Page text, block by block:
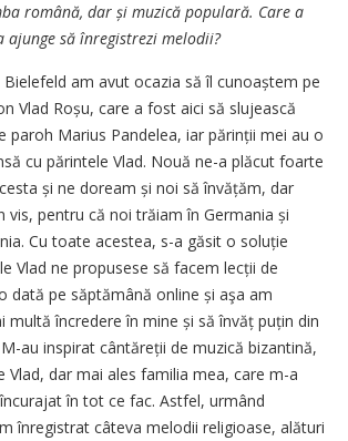
română, dar și muzică populară. Care a
ajunge să înregistrezi melodii?
am avut ocazia să îl cunoaștem pe
Vlad Roșu, care a fost aici să slujească
paroh Marius Pandelea, iar părinții mei au o
cu părintele Vlad. Nouă ne-a plăcut foarte
și ne doream și noi să învățăm, dar
vis, pentru că noi trăiam în Germania și
Cu toate acestea, s-a găsit o soluție
Vlad ne propusese să facem lecții de
dată pe săptămână online și aşa am
multă încredere în mine și să învăț puțin din
au inspirat cântăreții de muzică bizantină,
Vlad, dar mai ales familia mea, care m-a
în tot ce fac. Astfel, urmând
înregistrat câteva melodii religioase, alături